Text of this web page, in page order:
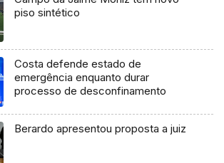
piso sintético
Costa defende estado de
emergência enquanto durar
processo de desconfinamento
Berardo apresentou proposta a juiz